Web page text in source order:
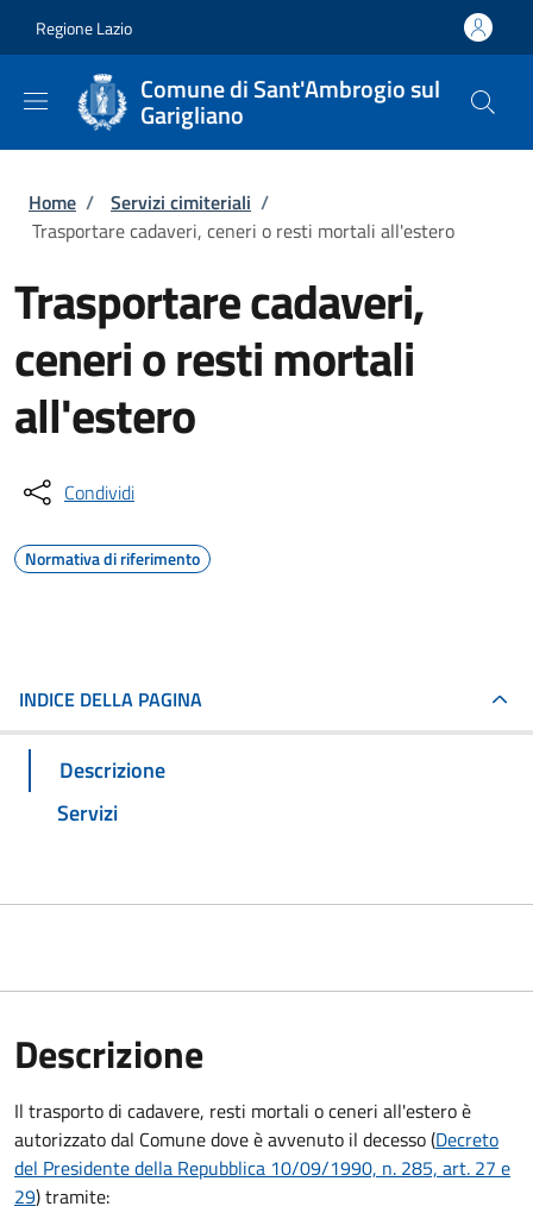
Regione Lazio
Comune di Sant'Ambrogio sul
Garigliano
Briciole di pane
Home / Servizi cimiteriali /
Trasportare cadaveri, ceneri o resti mortali all'estero
Trasportare cadaveri,
ceneri o resti mortali
all'estero
Condividi
Normativa di riferimento
INDICE DELLA PAGINA
Descrizione
Servizi
Descrizione
Il trasporto di cadavere, resti mortali o ceneri all'estero è
autorizzato dal Comune dove è avvenuto il decesso (Decreto
del Presidente della Repubblica 10/09/1990, n. 285, art. 27 e
29) tramite: